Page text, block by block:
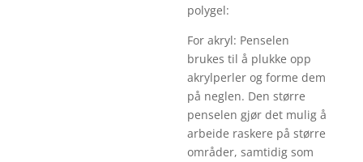
polygel:
For akryl: Penselen
brukes til å plukke opp
akrylperler og forme dem
på neglen. Den større
penselen gjør det mulig å
arbeide raskere på større
områder, samtidig som